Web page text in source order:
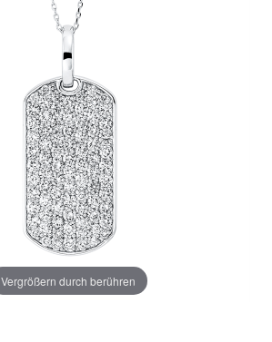
Vergrößern durch berühren